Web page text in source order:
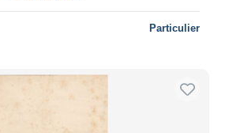
Particulier